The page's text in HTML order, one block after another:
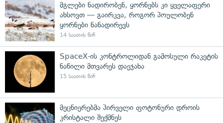
მგლები ნადირობენ, ყორნებს კი ყველაფერი
ახსოვთ — გაირკვა, როგორ პოულობენ
ყორნები ნანადირევს
14 საათის წინ
SpaceX-ის კონტროლიდან გამოსული რაკეტის
ნაწილი მთვარეს დაეჯახა
15 საათის წინ
მეცნიერებმა პირველი ფოტონური დროის
კრისტალი შექმნეს